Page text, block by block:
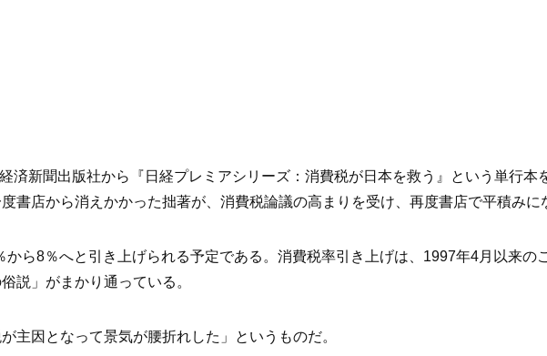
済新聞出版社から『日経プレミアシリーズ：消費税が日本を救う』という単行本
書店から消えかかった拙著が、消費税論議の高まりを受け、再度書店で平積みに
ら8％へと引き上げられる予定である。消費税率引き上げは、1997年4月以来の
説」がまかり通っている。
主因となって景気が腰折れした」というものだ。